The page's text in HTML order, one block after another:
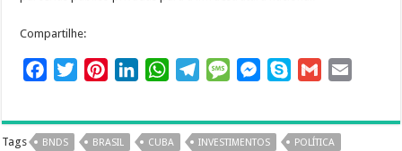
Compartilhe:
e
t
t
k
W
t
T
e
M
s
M
s
p
i
Tags BNDS BRASIL CUBA INVESTIMENTOS POLÍTICA